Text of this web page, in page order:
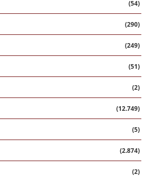
(54)
(290)
(249)
(51)
(2)
(12.749)
(5)
(2.874)
(2)